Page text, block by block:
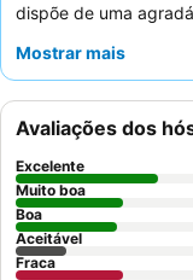
dispõe de uma
prestatividade dos
variedade de
tranquila, os
jardim.
Mostrar mais
Avaliações dos
Excelente
Muito boa
Boa
Aceitável
Fraca